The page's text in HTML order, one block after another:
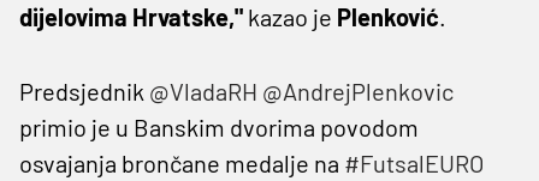
dijelovima Hrvatske," kazao je Plenković.
Predsjednik @VladaRH @AndrejPlenkovic
primio je u Banskim dvorima povodom
osvajanja brončane medalje na #FutsalEURO